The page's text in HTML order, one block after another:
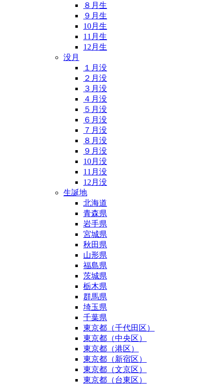
８月生
９月生
10月生
11月生
12月生
没月
１月没
２月没
３月没
４月没
５月没
６月没
７月没
８月没
９月没
10月没
11月没
12月没
生誕地
北海道
青森県
岩手県
宮城県
秋田県
山形県
福島県
茨城県
栃木県
群馬県
埼玉県
千葉県
東京都（千代田区）
東京都（中央区）
東京都（港区）
東京都（新宿区）
東京都（文京区）
東京都（台東区）